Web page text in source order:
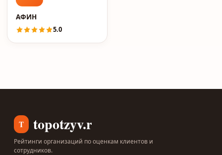
АФИН
5.0
T topotzyv.ru
Рейтинги организаций по оценкам клиентов и
сотрудников.